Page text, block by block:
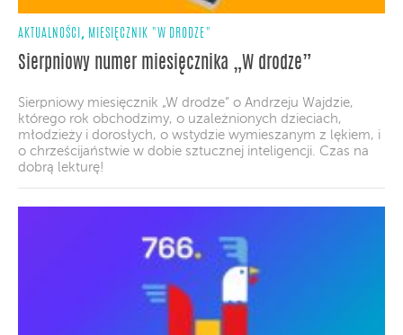
AKTUALNOŚCI , MIESIĘCZNIK "W DRODZE"
Sierpniowy numer miesięcznika „W drodze”
Sierpniowy miesięcznik „W drodze” o Andrzeju Wajdzie,
którego rok obchodzimy, o uzależnionych dzieciach,
młodzieży i dorosłych, o wstydzie wymieszanym z lękiem, i
o chrześcijaństwie w dobie sztucznej inteligencji. Czas na
dobrą lekturę!